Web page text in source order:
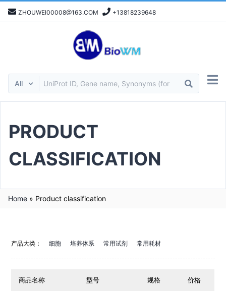
ZHOUWEI00008@163.COM +13818239648
PRODUCT
CLASSIFICATION
Home » Product classification
产品大类： 细胞 培养体系 常用试剂 常用耗材
商品名称 型号 规格 价格